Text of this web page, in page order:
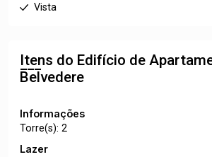
Vista
Itens do Edifício de
Belvedere
Informações
Torre(s): 2
Lazer